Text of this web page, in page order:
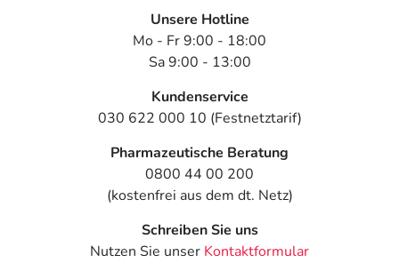
Unsere Hotline
Mo - Fr 9:00 - 18:00
Sa 9:00 - 13:00
Kundenservice
030 622 000 10 (Festnetztarif)
Pharmazeutische Beratung
0800 44 00 200
(kostenfrei aus dem dt. Netz)
Schreiben Sie uns
Nutzen Sie unser Kontaktformular